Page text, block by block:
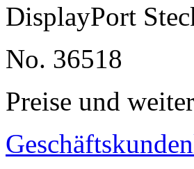
DisplayPort
No. 36518
Preise und